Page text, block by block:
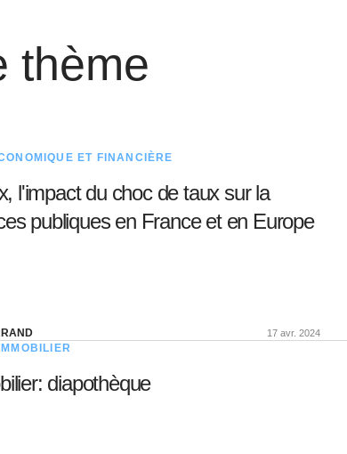
thème
ET FINANCIÈRE
l'impact du choc de taux sur la
publiques en France et en Europe
17 avr. 2024
diapothèque